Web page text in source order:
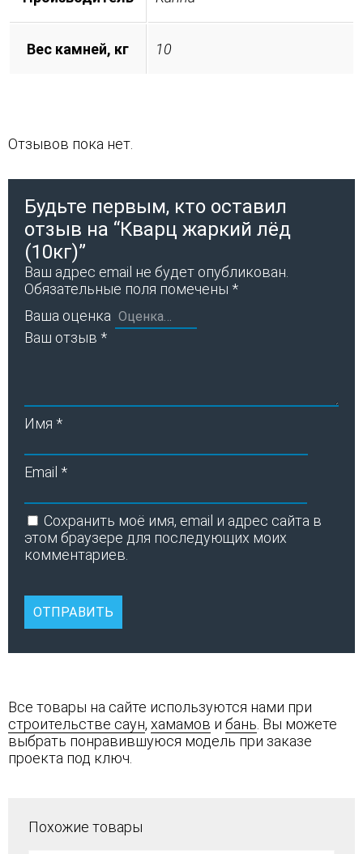
Вес камней, кг 10
Отзывов пока нет.
Будьте первым, кто оставил
отзыв на “Кварц жаркий лёд
(10кг)”
Ваш адрес email не будет опубликован.
Обязательные поля помечены *
Ваша оценка
Ваш отзыв *
Имя *
Email *
Сохранить моё имя, email и адрес сайта в
этом браузере для последующих моих
комментариев.
Все товары на сайте используются нами при
строительстве саун, хамамов и бань . Вы можете
выбрать понравившуюся модель при заказе
проекта под ключ.
Похожие товары